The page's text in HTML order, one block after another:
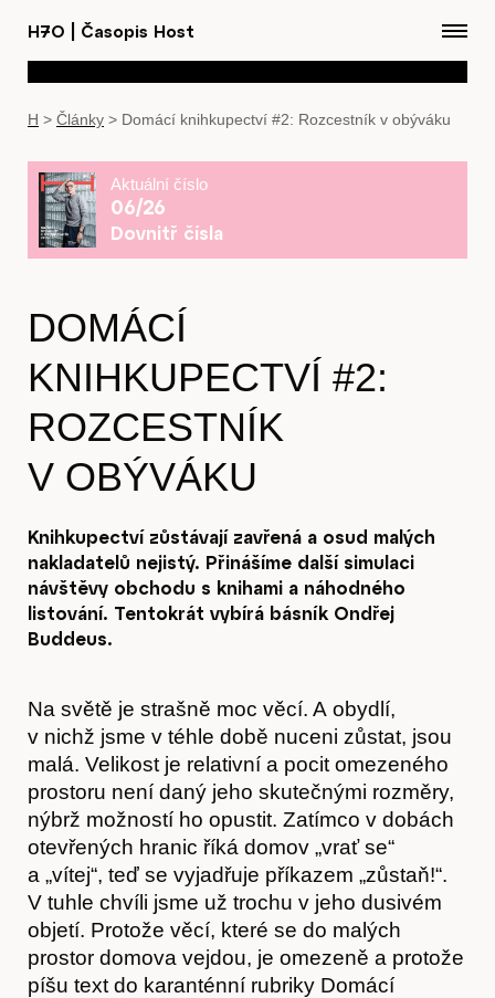
H7O Časopis Host
H > Články > Domácí knihkupectví #2: Rozcestník v obýváku
Aktuální číslo
06/26
Dovnitř čísla
DOMÁCÍ
KNIHKUPECTVÍ #2:
ROZCESTNÍK
V OBÝVÁKU
Knihkupectví zůstávají zavřená a osud malých
nakladatelů nejistý. Přinášíme další simulaci
návštěvy obchodu s knihami a náhodného
listování. Tentokrát vybírá básník Ondřej
Buddeus.
Na světě je strašně moc věcí. A obydlí,
v nichž jsme v téhle době nuceni zůstat, jsou
malá. Velikost je relativní a pocit omezeného
prostoru není daný jeho skutečnými rozměry,
nýbrž možností ho opustit. Zatímco v dobách
otevřených hranic říká domov „vrať se“
a „vítej“, teď se vyjadřuje příkazem „zůstaň!“.
V tuhle chvíli jsme už trochu v jeho dusivém
objetí. Protože věcí, které se do malých
prostor domova vejdou, je omezeně a protože
píšu text do karanténní rubriky Domácí